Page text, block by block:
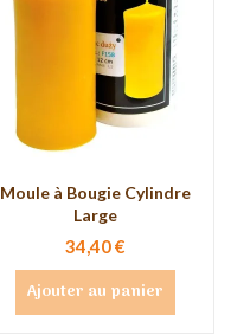
Moule à Bougie Cylindre
Large
34,40 €
Ajouter au panier